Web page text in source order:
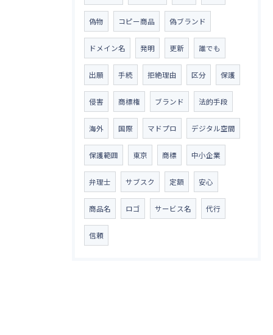
偽物 コピー商品 偽ブランド
ドメイン名 発明 更新 誰でも
出願 手続 拒絶理由 区分 保護
侵害 商標権 ブランド 法的手段
海外 国際 マドプロ デジタル空間
保護範囲 東京 商標 中小企業
弁理士 サブスク 定額 安心
商品名 ロゴ サービス名 代行
信頼